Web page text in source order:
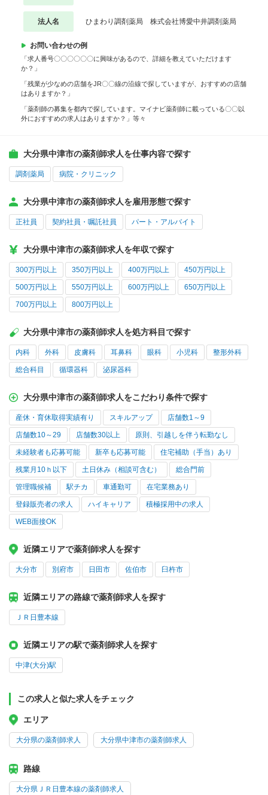
法人名 ひまわり調剤薬局 株式会社博愛中井調剤薬局
お問い合わせの例
「求人番号〇〇〇〇〇〇に興味があるので、詳細を教えていただけます
か？」
「残業が少なめの店舗をJR〇〇線の沿線で探していますが、おすすめの店舗
はありますか？」
「薬剤師の募集を都内で探しています。マイナビ薬剤師に載っている〇〇以
外におすすめの求人はありますか？」等々
大分県中津市の薬剤師求人を仕事内容で探す
調剤薬局 病院・クリニック
大分県中津市の薬剤師求人を雇用形態で探す
正社員 契約社員・嘱託社員 パート・アルバイト
大分県中津市の薬剤師求人を年収で探す
300万円以上 350万円以上 400万円以上 450万円以上
500万円以上 550万円以上 600万円以上 650万円以上
700万円以上 800万円以上
大分県中津市の薬剤師求人を処方科目で探す
内科 外科 皮膚科 耳鼻科 眼科 小児科 整形外科
総合科目 循環器科 泌尿器科
大分県中津市の薬剤師求人をこだわり条件で探す
産休・育休取得実績有り スキルアップ 店舗数1～9
店舗数10～29 店舗数30以上 原則、引越しを伴う転勤なし
未経験者も応募可能 新卒も応募可能 住宅補助（手当）あり
残業月10ｈ以下 土日休み（相談可含む） 総合門前
管理職候補 駅チカ 車通勤可 在宅業務あり
登録販売者の求人 ハイキャリア 積極採用中の求人
WEB面接OK
近隣エリアで薬剤師求人を探す
大分市 別府市 日田市 佐伯市 臼杵市
近隣エリアの路線で薬剤師求人を探す
ＪＲ日豊本線
近隣エリアの駅で薬剤師求人を探す
中津(大分)駅
この求人と似た求人をチェック
エリア
大分県の薬剤師求人 大分県中津市の薬剤師求人
路線
大分県ＪＲ日豊本線の薬剤師求人